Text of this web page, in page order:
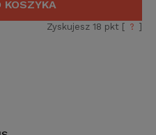
KOSZYKA
Zyskujesz 18 pkt [ ? ]